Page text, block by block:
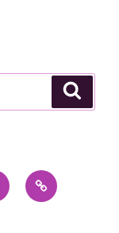
孤
立